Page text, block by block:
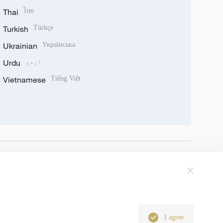
Thai
ไทย
Turkish Türkçe
Ukrainian Українська
Urdu اردو
Vietnamese Tiếng Việt
I agree